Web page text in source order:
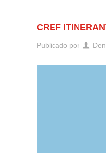
CREF
Publicado por